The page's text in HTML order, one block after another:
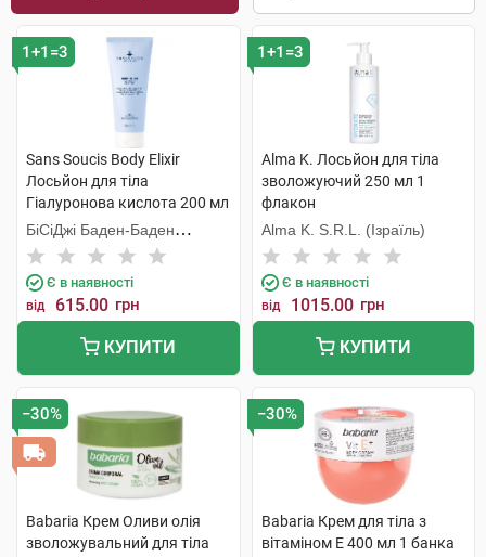
1+1=3
Sans Soucis Body Elixir
Лосьйон для тіла
Гіалуронова кислота 200 мл
1 туба
БіСіДжі Баден-Баден
Косметікс Груп Гмбх
Є в наявності
від 615.00 грн
КУПИТИ
1+1=3
Alma K. Лосьйон для тіла
зволожуючий 250 мл 1
флакон
Alma K. S.R.L. (Ізраїль)
Є в наявності
від 1015.00 грн
КУПИТИ
−30%
Babaria Крем Оливи олія
зволожувальний для тіла
−30%
Babaria Крем для тіла з
вітаміном Е 400 мл 1 банка